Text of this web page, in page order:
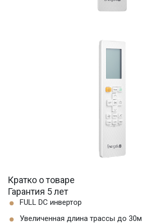
Кратко о товаре
Гарантия 5 лет
FULL DC инвертор
Увеличенная длина трассы до 30м